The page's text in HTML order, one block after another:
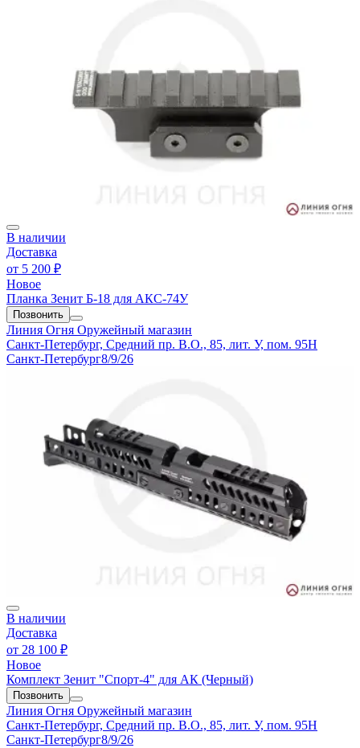
В наличии
Доставка
от 5 200 ₽
Новое
Планка Зенит Б-18 для АКС-74У
Позвонить
Линия Огня Оружейный магазин
Санкт-Петербург, Средний пр. В.О., 85, лит. У, пом. 95Н
Санкт-Петербург8/9/26
В наличии
Доставка
от 28 100 ₽
Новое
Комплект Зенит "Спорт-4" для АК (Черный)
Позвонить
Линия Огня Оружейный магазин
Санкт-Петербург, Средний пр. В.О., 85, лит. У, пом. 95Н
Санкт-Петербург8/9/26